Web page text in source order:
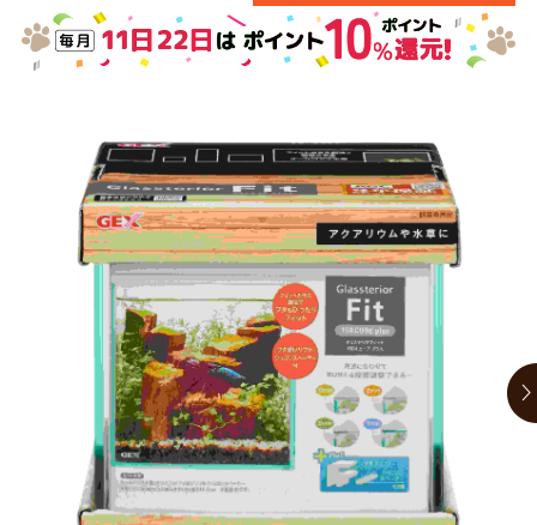
美容・ケア用品 服・おさんぽ用品
トリマーグッズ シニアサポート
商品リクエスト